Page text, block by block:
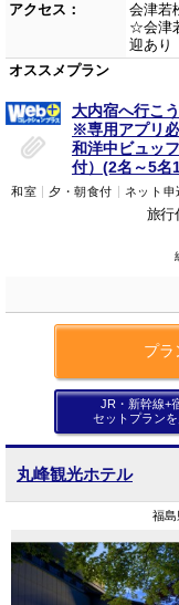
アクセス：
会津若
☆会津
迎あり
オススメプラン
大内宿へ行こ
※専用アプリ
和洋中ビュッ
付）(2名～5名
和室 夕・朝食付 ネット申
旅行
プラ
JR・新幹線+
セットプラン
丸峰観光ホテル
福島